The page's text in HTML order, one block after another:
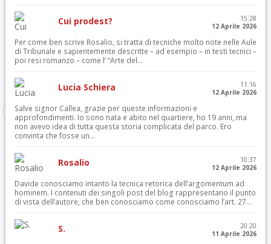
Cui prodest?
15:28
12 Aprile 2026
Per come ben scrive Rosalio, si tratta di tecniche molto note nelle Aule
di Tribunale e sapientemente descritte – ad esempio – in testi tecnici –
poi resi romanzo – come l’ “Arte del...
Lucia Schiera
11:16
12 Aprile 2026
Salve signor Callea, grazie per queste informazioni e
approfondimenti. Io sono nata e abito nel quartiere, ho 19 anni, ma
non avevo idea di tutta questa storia complicata del parco. Ero
convinta che fosse un...
Rosalio
10:37
12 Aprile 2026
Davide conosciamo intanto la tecnica retorica dell’argomentum ad
hominem. I contenuti dei singoli post del blog rappresentano il punto
di vista dell’autore, che ben conosciamo come conosciamo l’art. 27...
S.
20:20
11 Aprile 2026